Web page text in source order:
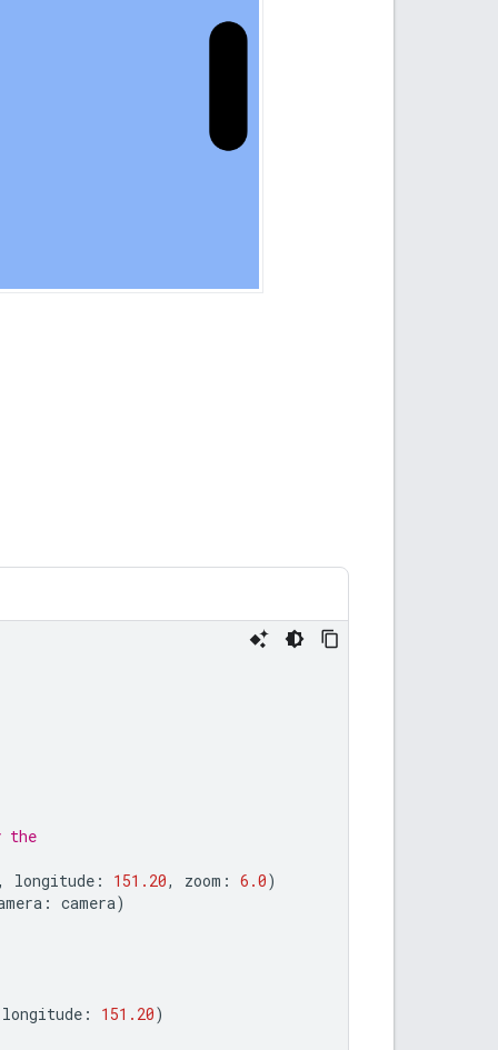
the
longitude : 151.20, zoom : 6.0)
: camera)
longitude : 151.20)